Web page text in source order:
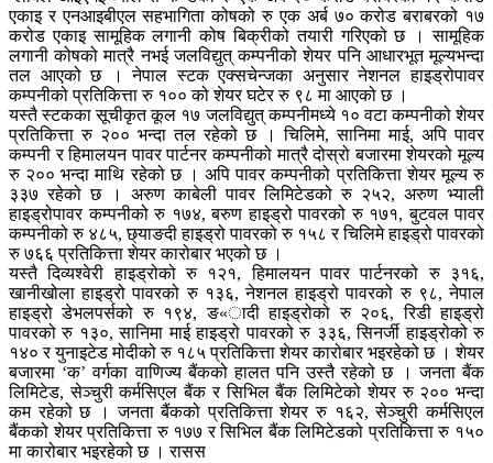
एकाइ र एनआइबीएल सहभागिता कोषको रु एक अर्ब ७० करोड बराबरको १७
करोड एकाइ सामूहिक लगानी कोष बिक्रीको तयारी गरिएको छ । सामूहिक
लगानी कोषको मात्रै नभई जलविद्युत् कम्पनीको शेयर पनि आधारभूत मूल्यभन्दा
तल आएको छ । नेपाल स्टक एक्सचेन्जका अनुसार नेशनल हाइड्रोपावर
कम्पनीको प्रतिकित्ता रु १०० को शेयर घटेर रु ९८ मा आएको छ ।
यस्तै स्टकका सूचीकृत कूल १७ जलविद्युत् कम्पनीमध्ये १० वटा कम्पनीको शेयर
प्रतिकित्ता रु २०० भन्दा तल रहेको छ । चिलिमे, सानिमा माई, अपि पावर
कम्पनी र हिमालयन पावर पार्टनर कम्पनीको मात्रै दोस्रो बजारमा शेयरको मूल्य
रु २०० भन्दा माथि रहेको छ । अपि पावर कम्पनीको प्रतिकित्ता शेयर मूल्य रु
३३७ रहेको छ । अरुण काबेली पावर लिमिटेडको रु २५२, अरुण भ्याली
हाइड्रोपावर कम्पनीको रु १७४, बरुण हाइड्रो पावरको रु १७१, बुटवल पावर
कम्पनीको रु ४८५, छ्याङदी हाइड्रो पावरको रु १५८ र चिलिमे हाइड्रो पावरको
रु ७६६ प्रतिकित्ता शेयर कारोबार भएको छ ।
यस्तै दिव्यश्वेरी हाइड्रोको रु १२१, हिमालयन पावर पार्टनरको रु ३१६,
खानीखोला हाइड्रो पावरको रु १३६, नेशनल हाइड्रो पावरको रु ९८, नेपाल
हाइड्रो डेभलपर्सको रु १९४, ङ«ादी हाइड्रोको रु २०६, रिडी हाइड्रो
पावरको रु १३०, सानिमा माई हाइड्रो पावरको रु ३३६, सिनर्जी हाइड्रोको रु
१४० र युनाइटेड मोदीको रु १८५ प्रतिकित्ता शेयर कारोबार भइरहेको छ । शेयर
बजारमा ‘क’ वर्गका वाणिज्य बैंकको हालत पनि उस्तै रहेको छ । जनता बैंक
लिमिटेड, सेञ्चुरी कर्मसिएल बैंक र सिभिल बैंक लिमिटेको शेयर रु २०० भन्दा
कम रहेको छ । जनता बैंकको प्रतिकित्ता शेयर रु १६२, सेञ्चुरी कर्मसिएल
बैंकको शेयर प्रतिकित्ता रु १७७ र सिभिल बैंक लिमिटेडको प्रतिकित्ता रु १५०
मा कारोबार भइरहेको छ । रासस